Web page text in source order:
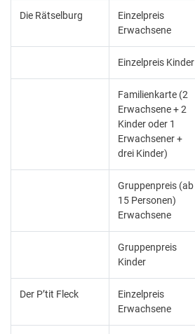
Die Rätselburg
Einzelpreis
Erwachsene
Einzelpreis Kinder
Familienkarte (2
Erwachsene + 2
Kinder oder 1
Erwachsener +
drei Kinder)
Gruppenpreis (ab
15 Personen)
Erwachsene
Gruppenpreis
Kinder
Der P’tit Fleck
Einzelpreis
Erwachsene